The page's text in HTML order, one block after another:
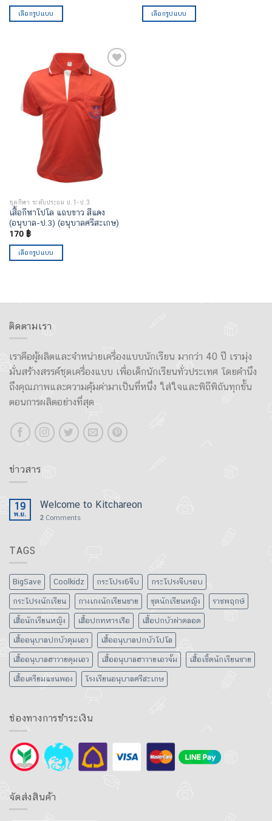
เลือกรูปแบบ เลือกรูปแบบ
เพิ่มไป
ยัง
รายการ
โปรด
ชุดกีฬา ระดับประถม ป.1-ป.3
เสื้อกีฬาโปโล แถบขาว สีแดง
(อนุบาล-ป.3) (อนุบาลศรีสะเกษ)
170 ฿
เลือกรูปแบบ
ติดตามเรา
เราคือผู้ผลิตและจำหน่ายเครื่องแบบนักเรียน มากว่า 40 ปี เรามุ่ง
มั่นสร้างสรรค์ชุดเครื่องแบบ เพื่อเด็กนักเรียนทั่วประเทศ โดยคำนึง
ถึงคุณภาพและความคุ้มค่ามาเป็นที่หนึ่ง ใส่ใจและพิถีพิถันทุกขั้น
ตอนการผลิตอย่างที่สุด
ข่าวสาร
19
พ.ย.
Welcome to Kitchareon
2 Comments
TAGS
BigSave Coolkidz กระโปรง6จีบ กระโปรงจีบรอบ
กระโปรงนักเรียน กางเกงนักเรียนชาย ชุดนักเรียนหญิง ราชพฤกษ์
เสื้อนักเรียนหญิง เสื้อปกทหารเรือ เสื้อปกบัวผ่าตลอด
เสื้ออนุบาลปกบัวดุมเอว เสื้ออนุบาลปกบัวโปโล
เสื้ออนุบาลฮาวายดุมเอว เสื้ออนุบาลฮาวายเอวจั๊ม เสื้อเชิ้ตนักเรียนชาย
เสื้อเตรียมแขนพอง โรงเรียนอนุบาลศรีสะเกษ
ช่องทางการชำระเงิน
จัดส่งสินค้า